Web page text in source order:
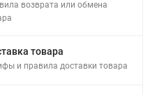
возврата или обмена
товара
и правила доставки товара